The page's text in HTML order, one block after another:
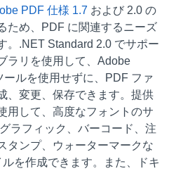
PDF 仕様 1.7 および 2.0 の
ため、PDF に関連するニーズ
。.NET Standard 2.0 でサポー
ラリを使用して、Adobe
ルを使用せずに、PDF ファ
、変更、保存できます。提供
用して、高度なフォントのサ
ラフィック、バーコード、注
タンプ、ウォーターマークな
を作成できます。また、ドキ